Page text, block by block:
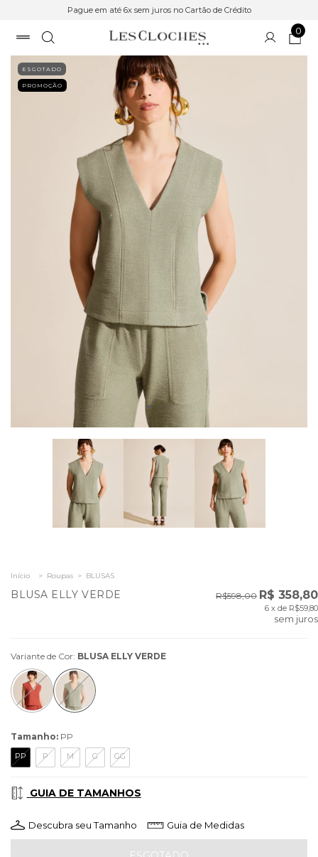
Pague em até 6x sem juros no Cartão de Crédito
0
ESGOTADO
PROMOÇÃO
Início > Roupas > BLUSAS
BLUSA ELLY VERDE R$598,00 R$ 358,80
6 x de R$59,80
sem juros
Variante de Cor: BLUSA ELLY VERDE
Tamanho: PP
PP P M G GG
GUIA DE TAMANHOS
Descubra seu Tamanho Guia de Medidas